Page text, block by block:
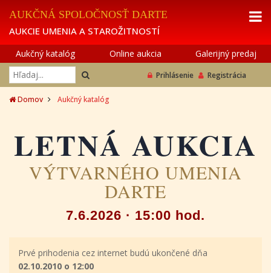
AUKČNÁ SPOLOČNOSŤ DARTE
AUKCIE UMENIA A STAROŽITNOSTÍ
Aukčný katalóg Online aukcia Galerijný predaj
Prihlásenie Registrácia
Domov Aukčný katalóg
LETNÁ AUKCIA
VÝTVARNÉHO UMENIA
DARTE
7.6.2026 · 15:00 hod.
Prvé prihodenia cez internet budú ukončené dňa
02.10.2010 o 12:00